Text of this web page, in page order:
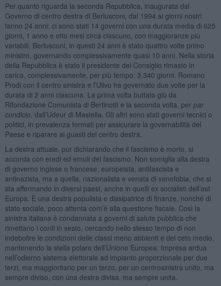
Per quanto riguarda la seconda Repubblica, inaugurata dal
Governo di centro destra di Berlusconi, dal 1994 ai giorni nostri
fanno 24 anni: ci sono stati 14 governi con una durata media di 625
giorni, 1 anno e otto mesi circa ciascuno, con maggioranze più
variabili. Berlusconi, in questi 24 anni è stato quattro volte primo
ministro, governando complessivamente quasi 10 anni. Nella storia
della Repubblica è stato il presidente del Consiglio rimasto in
carica, complessivamente, per più tempo: 3.340 giorni. Romano
Prodi con il centro sinistra e l’Ulivo ha governato due volte per la
durata di 2 anni ciascuna. La prima volta buttato giù da
Rifondazione Comunista di Bertinotti e la seconda volta, per par
condicio , dall’Udeur di Mastella. Gli altri sono stati governi tecnici o
politici, in prevalenza formati per assicurare la governabilità del
Paese e riparare ai guasti del centro destra.
La destra attuale, pur dichiarando che il fascismo è morto, si
accorda con eredi ed emuli del fascismo. Non somiglia alla destra
di governo inglese o francese, europeista, antifascista e
antinazista, ma a quella, nazionalista e venata di xenofobia, che si
sta affermando in diversi paesi, anche in quelli ex socialisti dell’est
Europa. È una destra populista e dissipatrice di finanze, nonché di
stato sociale, poco attenta com’è alla questione fiscale. Così la
sinistra italiana è condannata a governi di salute pubblica che
rimettano i conti in sesto, cercando nello stesso tempo di non
indebolire le condizioni delle classi meno abbienti e del ceto medio,
mantenendo la stella polare dell’Unione Europea. Impresa ardua
nell’odierno sistema elettorale ad impianto proporzionale per due
terzi, ma maggioritario per un terzo, per un centrosinistra unito, ma
sempre diviso, con una destra divisa, ma sempre unita.